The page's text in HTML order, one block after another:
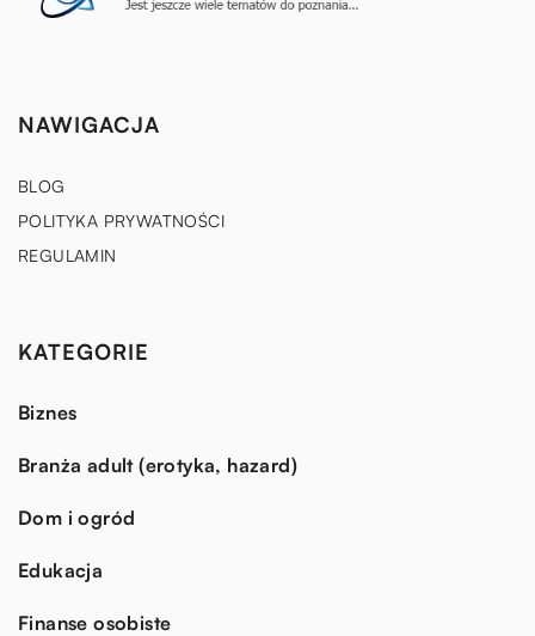
NAWIGACJA
BLOG
POLITYKA PRYWATNOŚCI
REGULAMIN
KATEGORIE
Biznes
Branża adult (erotyka, hazard)
Dom i ogród
Edukacja
Finanse osobiste